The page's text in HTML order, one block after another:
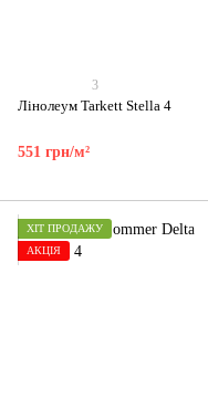
3
Лінолеум Tarkett Stella 4
551 грн/м²
ХІТ ПРОДАЖУ
АКЦІЯ